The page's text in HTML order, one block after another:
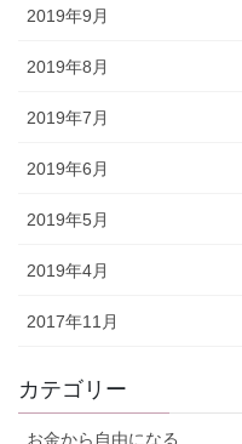
2019年9月
2019年8月
2019年7月
2019年6月
2019年5月
2019年4月
2017年11月
カテゴリー
お金から自由になる